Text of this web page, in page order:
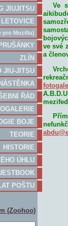
JIUJITSU
LETOVICE
pro Mozillu)
PRUŠÁNKY
ZLÍN
JIU-JITSU
NÁSTĚNKA
ŘÁD
BOJE
TEORIE
HISTORIE
ÚHLU
POŠTU
(Zoohoo)
Ve
ve své
a